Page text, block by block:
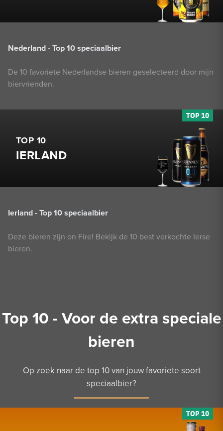
Nederland - Top 10 speciaalbier
De 10 favoriete Nederlandse bieren geselecteerd door mijn
biervrienden.
TOP 10
IERLAND
Ierland - Top 10 speciaalbier
Deze bieren zijn on Fire! Bekijk de 10 best verkochte Ierse
bieren.
Top 10 - Voor de extra speciale
bieren
Op zoek naar de top 10 van jouw favoriete soort
speciaalbier?